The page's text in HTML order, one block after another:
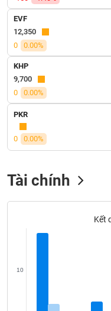
EVF
12,350
0
0.00%
KHP
9,700
0
0.00%
PKR
0 0.00%
Tài chính
Kết
10
SÓC
SỨC
KHỎE
TÀI
CHÍNH
NGHỆ
THÔNG
VỤ